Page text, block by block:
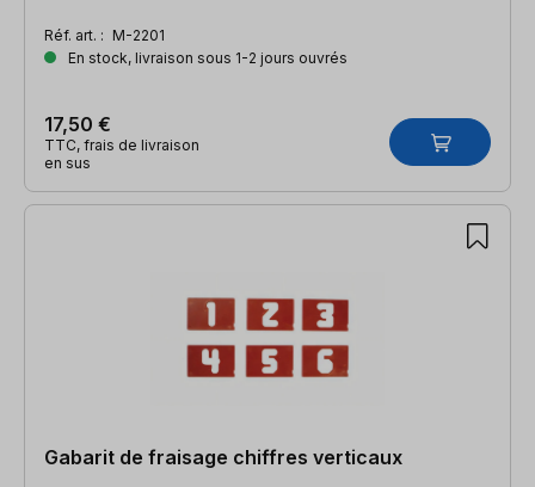
Réf. art. : M-2201
En stock, livraison sous 1-2 jours ouvrés
17,50 €
TTC, frais de livraison
en sus
Gabarit de fraisage chiffres verticaux